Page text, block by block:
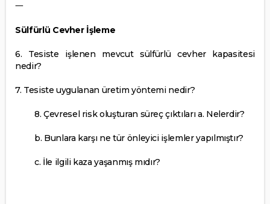
一
Sülfürlü Cevher İşleme
6. Tesiste işlenen mevcut sülfürlü cevher kapasitesi
nedir?
7. Tesiste uygulanan üretim yöntemi nedir?
8. Çevresel risk oluşturan süreç çıktıları a. Nelerdir?
b. Bunlara karşı ne tür önleyici işlemler yapılmıştır?
c. İle ilgili kaza yaşanmış mıdır?